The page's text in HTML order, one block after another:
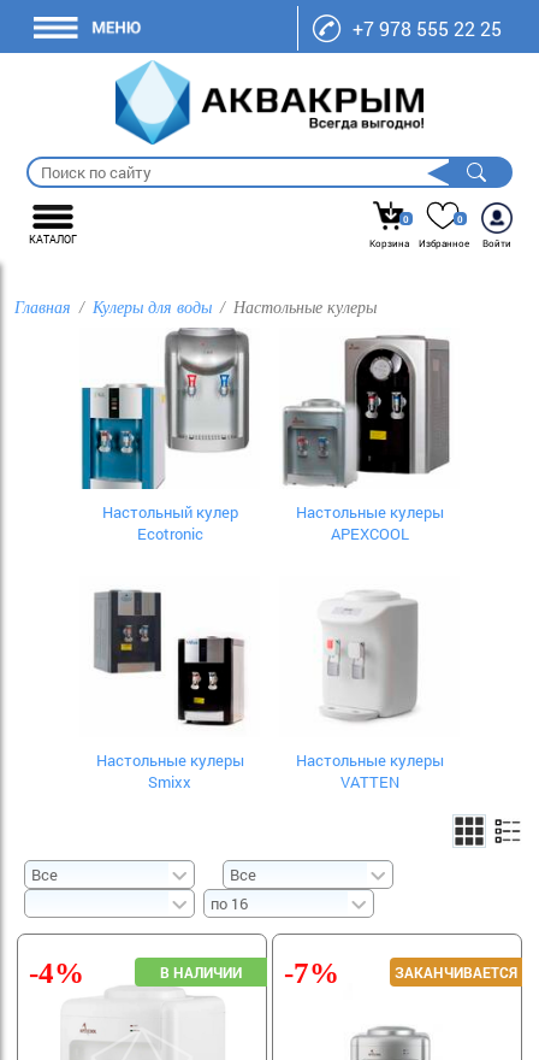
+7 978 555 22 25
КАТАЛОГ
0
Корзина
0
Избранное
Войти
Главная Кулеры для воды Настольные кулеры
Настольный кулер
Ecotronic
Настольные кулеры
APEXCOOL
Настольные кулеры
Smixx
Настольные кулеры
VATTEN
-4% -7%